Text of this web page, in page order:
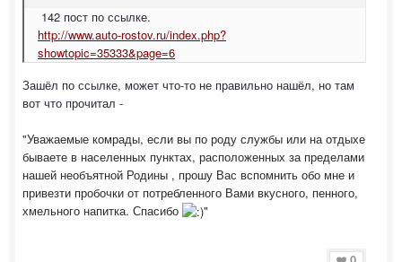
142 пост по ссылке.
http://www.auto-rostov.ru/index.php?
showtopic=35333&page=6
Зашёл по ссылке, может что-то не правильно нашёл, но там
вот что прочитал -
"Уважаемые комрады, если вы по роду службы или на отдыхе
бываете в населенных пунктах, расположенных за пределами
нашей необъятной Родины , прошу Вас вспомнить обо мне и
привезти пробочки от потребленного Вами вкусного, пенного,
хмельного напитка. Спасибо
"